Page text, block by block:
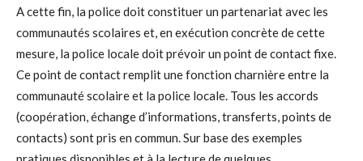
A cette fin, la police doit constituer un partenariat avec les
communautés scolaires et, en exécution concrète de cette
mesure, la police locale doit prévoir un point de contact fixe.
Ce point de contact remplit une fonction charnière entre la
communauté scolaire et la police locale. Tous les accords
(coopération, échange d’informations, transferts, points de
contacts) sont pris en commun. Sur base des exemples